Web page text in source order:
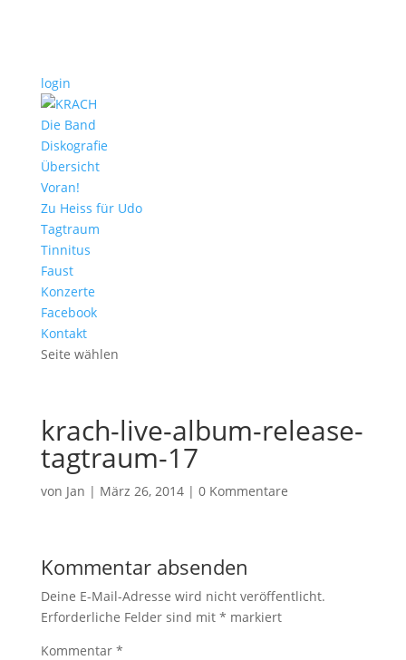
login
Die Band
Diskografie
Übersicht
Voran!
Zu Heiss für Udo
Tagtraum
Tinnitus
Faust
Konzerte
Facebook
Kontakt
Seite wählen
krach-live-album-release-
tagtraum-17
von Jan | März 26, 2014| 0 Kommentare
Kommentar absenden
Deine E-Mail-Adresse wird nicht veröffentlicht.
Erforderliche Felder sind mit * markiert
Kommentar *